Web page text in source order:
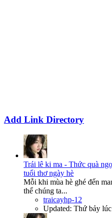
Add Link Directory
Trái lê ki ma - Thức quà
tuổi thơ ngày hè
Mỗi khi mùa hè ghé đến
thể chúng ta...
traicayhp-12
Updated: Thứ bảy